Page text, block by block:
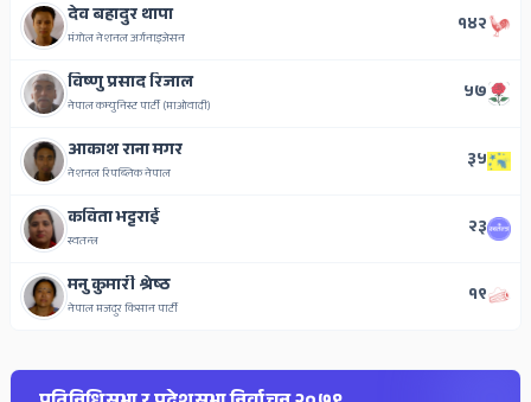
देव बहादुर थापा
मंगोल नेशनल अर्गनाइजेसन १४२
विष्णु प्रसाद रिजाल
नेपाल कम्युनिस्ट पार्टी (माओवादी) ५७
आकाश राना मगर
नेशनल रिपब्लिक नेपाल ३५
कविता भट्टराई
स्वतन्त्र २३
मनु कुमारी श्रेष्‍ठ
नेपाल मजदुर किसान पार्टी १९